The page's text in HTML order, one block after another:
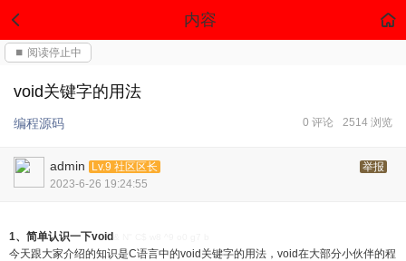
内容
⏹ 阅读停止中
void关键字的用法
编程源码 2514 浏览
0 评论
admin Lv.9 社区区长
举报
2023-6-26 19:24:55
1、简单认识一下void
今天跟大家介绍的知识是C语言中的void关键字的用法，void在大部分小伙伴的程